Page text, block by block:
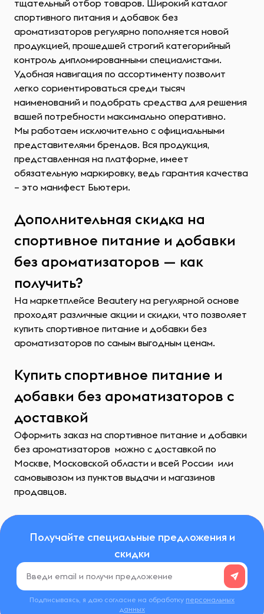
тщательный отбор товаров. Широкий каталог
спортивного питания и добавок без
ароматизаторов регулярно пополняется новой
продукцией, прошедшей строгий категорийный
контроль дипломированными специалистами.
Удобная навигация по ассортименту позволит
легко сориентироваться среди тысяч
наименований и подобрать средства для решения
вашей потребности максимально оперативно.
Мы работаем исключительно с официальными
представителями брендов. Вся продукция,
представленная на платформе, имеет
обязательную маркировку, ведь гарантия качества
– это манифест Бьютери.
Дополнительная скидка на
спортивное питание и добавки
без ароматизаторов — как
получить?
На маркетплейсе Beautery на регулярной основе
проходят различные акции и скидки, что позволяет
купить спортивное питание и добавки без
ароматизаторов по самым выгодным ценам.
Купить спортивное питание и
добавки без ароматизаторов с
доставкой
Оформить заказ на спортивное питание и добавки
без ароматизаторов можно с доставкой по
Москве, Московской области и всей России или
самовывозом из пунктов выдачи и магазинов
продавцов.
Получайте специальные предложения и
скидки
Подписываясь, я даю согласие на обработку персональных
данных